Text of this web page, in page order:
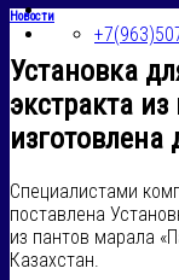
Новости
Установка
экстракта
изготовлена
Специалистами
поставлена
из пантов марала
Казахстан.